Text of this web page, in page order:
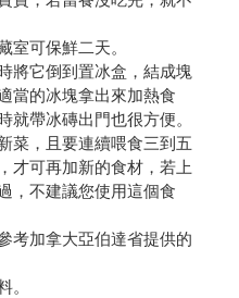
可保鮮二天。
將它倒到置冰盒，結成塊
當的冰塊拿出來加熱食
就帶冰磚出門也很方便。
菜，且要連續喂食三到五
才可再加新的食材，若上
，不建議您使用這個食
考加拿大亞伯達省提供的